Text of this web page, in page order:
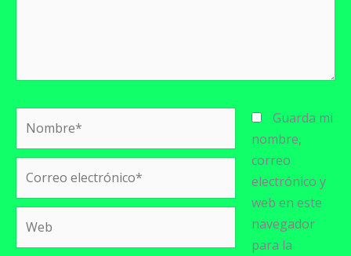
electrónico*
Guarda mi
nombre,
correo
electrónico y
web en este
navegador
para la